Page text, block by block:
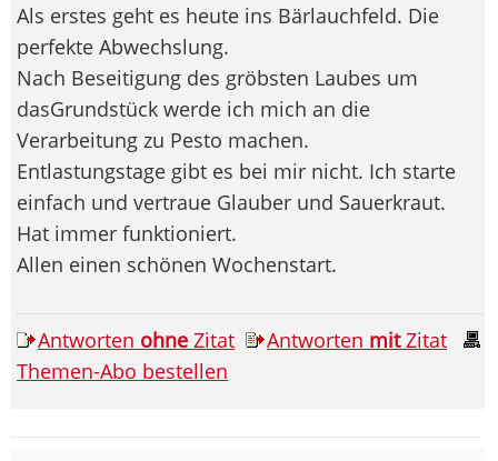
Als erstes geht es heute ins Bärlauchfeld. Die
perfekte Abwechslung.
Nach Beseitigung des gröbsten Laubes um
dasGrundstück werde ich mich an die
Verarbeitung zu Pesto machen.
Entlastungstage gibt es bei mir nicht. Ich starte
einfach und vertraue Glauber und Sauerkraut.
Hat immer funktioniert.
Allen einen schönen Wochenstart.
Antworten ohne Zitat Antworten mitZitat
Themen-Abo bestellen